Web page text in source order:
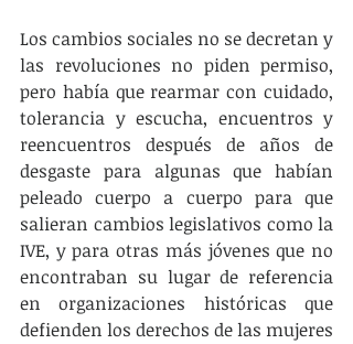
Los cambios sociales no se decretan y
las revoluciones no piden permiso,
pero había que rearmar con cuidado,
tolerancia y escucha, encuentros y
reencuentros después de años de
desgaste para algunas que habían
peleado cuerpo a cuerpo para que
salieran cambios legislativos como la
IVE, y para otras más jóvenes que no
encontraban su lugar de referencia
en organizaciones históricas que
defienden los derechos de las mujeres